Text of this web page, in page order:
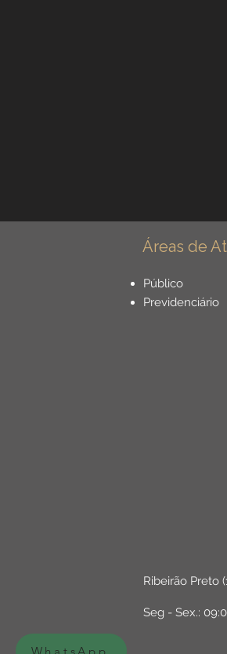
Áreas de
Público
Previdenciário
Ribeirão Preto
Seg - Sex.: